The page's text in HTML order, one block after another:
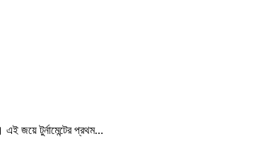
জয়ে টুর্নামেন্টের প্রথম…